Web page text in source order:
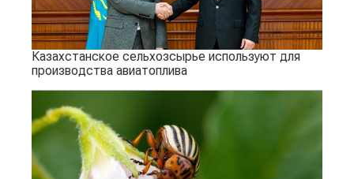
Казахстанское сельхозсырье используют для
производства авиатоплива